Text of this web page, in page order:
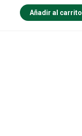
Añadir al carrito